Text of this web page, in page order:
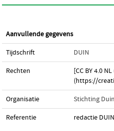
Aanvullende gegevens
Tijdschrift DUIN
Rechten
[CC BY 4.0
(https://
Organisatie Stichting
Referentie redactie